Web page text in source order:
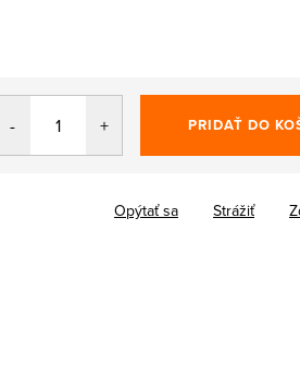
PRIDAŤ DO
Opýtať sa Strážiť